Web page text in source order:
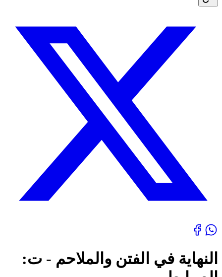
النهاية في الفتن والملاحم - ت: